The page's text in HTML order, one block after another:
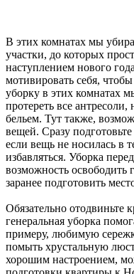
В этих комнатах мы
участки, до которых
наступлением нового
мотивировать себя,
уборку в этих комнатах
протереть все
бельем. Тут также,
вещей. Сразу
если вещь не носилась в
избавляться. Уборка
возможность
заранее подготовить
Обязательно отодвиньте
генеральная уборка
примеру, любимую
помыть хрустальную
хорошим настроением,